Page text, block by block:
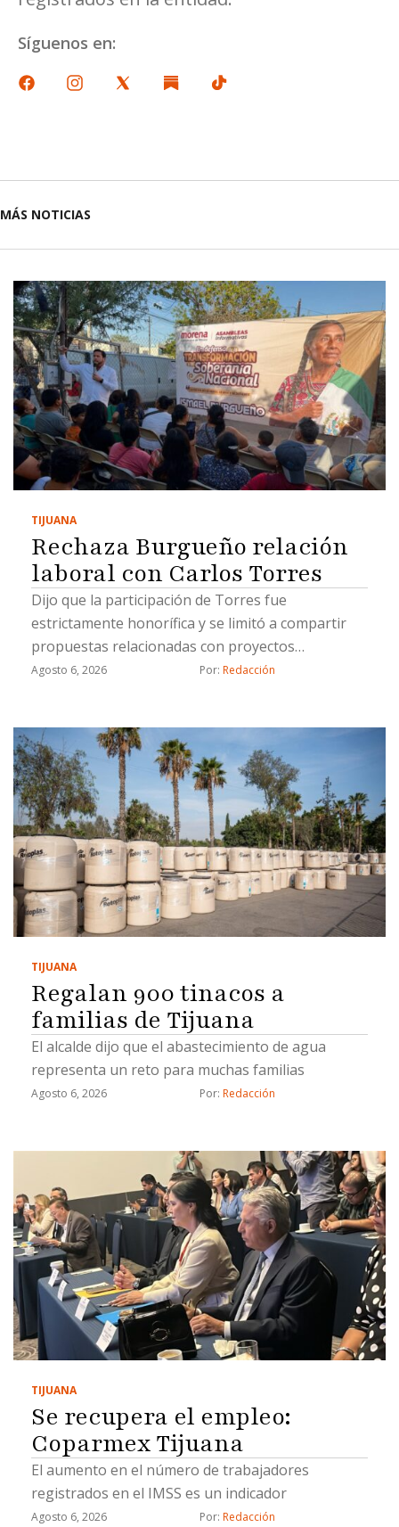
Síguenos en:
MÁS NOTICIAS
TIJUANA
Rechaza Burgueño relación
laboral con Carlos Torres
Dijo que la participación de Torres fue
estrictamente honorífica y se limitó a compartir
propuestas relacionadas con proyectos
estratégicos
Agosto 6, 2026 Por: Redacción
TIJUANA
Regalan 900 tinacos a
familias de Tijuana
El alcalde dijo que el abastecimiento de agua
representa un reto para muchas familias
Agosto 6, 2026 Por: Redacción
TIJUANA
Se recupera el empleo:
Coparmex Tijuana
El aumento en el número de trabajadores
registrados en el IMSS es un indicador
Agosto 6, 2026 Por: Redacción